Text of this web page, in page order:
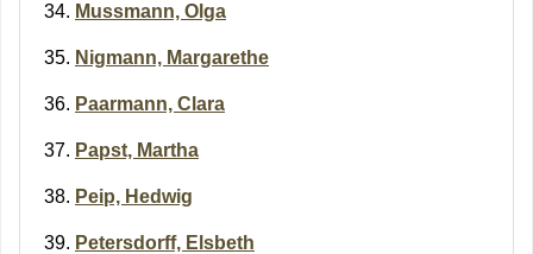
Mussmann, Olga
Nigmann, Margarethe
Paarmann, Clara
Papst, Martha
Peip, Hedwig
Petersdorff, Elsbeth